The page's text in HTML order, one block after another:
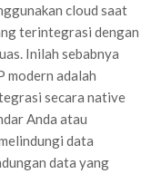
cloud saat
terintegrasi dengan
Inilah sebabnya
modern adalah
secara native
Anda atau
data
data yang